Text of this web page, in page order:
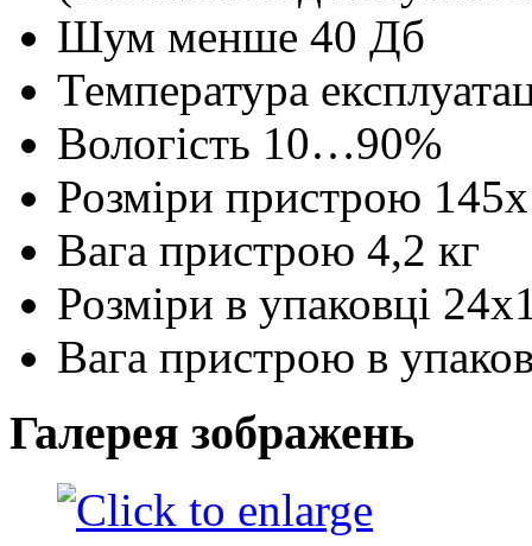
Шум менше 40 Дб
Температура
Вологість 10…90%
Розміри пристрою
Вага пристрою 4,2 кг
Розміри в упаковці
Вага пристрою в
Галерея зображень